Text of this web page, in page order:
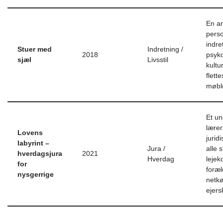
Stuer med
sjæl
2018
Indretning /
Livsstil
En
Lovens
labyrint –
hverdagsjura
for
nysgerrige
2021
Jura /
Hverdag
Et
alle